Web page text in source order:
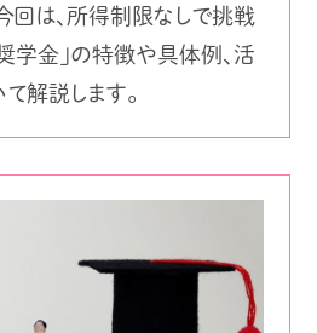
回は、所得制限なしで挑戦
学金」の特徴や具体例、活
解説します。